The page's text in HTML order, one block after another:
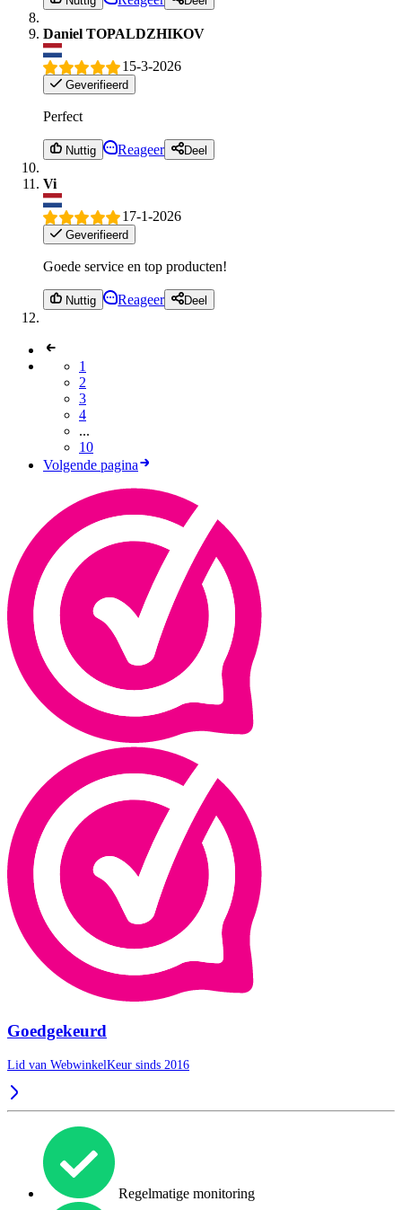
Daniel TOPALDZHIKOV
15-3-2026
Geverifieerd
Perfect
Nuttig Reageer Deel
Vi
17-1-2026
Geverifieerd
Goede service en top producten!
Nuttig Reageer Deel
1
2
3
4
...
10
Volgende pagina
Goedgekeurd
Lid van WebwinkelKeur sinds 2016
Regelmatige monitoring